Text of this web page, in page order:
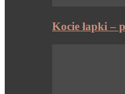
Kocie łapki –